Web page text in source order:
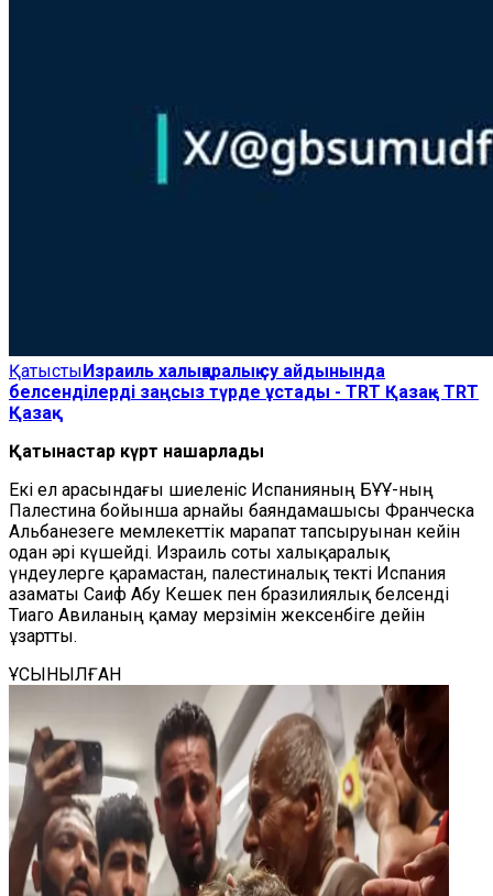
ҚатыстыИзраиль халықаралық су айдынында
белсенділерді заңсыз түрде ұстады - TRT Қазақ - TRT
Қазақ
Қатынастар күрт нашарлады
Екі ел арасындағы шиеленіс Испанияның БҰҰ-ның
Палестина бойынша арнайы баяндамашысы Франческа
Альбанезеге мемлекеттік марапат тапсыруынан кейін
одан әрі күшейді. Израиль соты халықаралық
үндеулерге қарамастан, палестиналық текті Испания
азаматы Саиф Абу Кешек пен бразилиялық белсенді
Тиаго Авиланың қамау мерзімін жексенбіге дейін
ұзартты.
ҰСЫНЫЛҒАН